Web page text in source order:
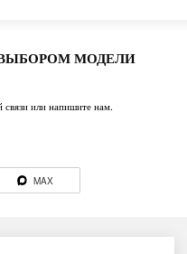
МОДЕЛИ
или напишите нам.
MAX